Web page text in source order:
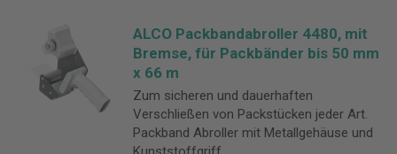
ALCO Packbandabroller 4480, mit
Bremse, für Packbänder bis 50 mm
x 66 m
Zum sicheren und dauerhaften
Verschließen von Packstücken jeder Art.
Packband Abroller mit Metallgehäuse und